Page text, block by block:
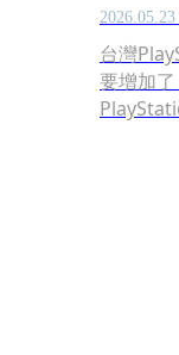
台灣
要增加